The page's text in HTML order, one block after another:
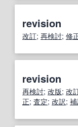
revision
改訂; 再検討; 修
revision
再検討; 改版; 改
正; 査定; 改訳;